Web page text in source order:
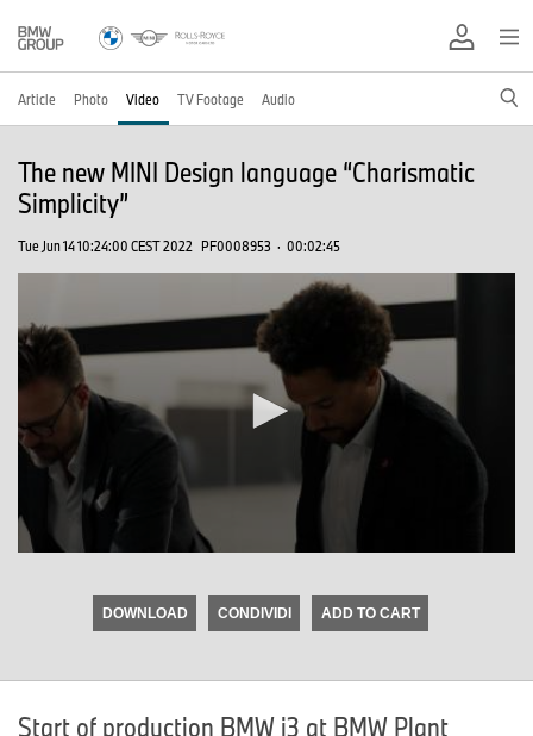
Article Photo Video TV Footage Audio
The new MINI Design language “Charismatic
Simplicity”
Tue Jun 14 10:24:00 CEST 2022 PF0008953 · 00:02:45
DOWNLOAD CONDIVIDI ADD TO CART
Start of production BMW i3 at BMW Plant